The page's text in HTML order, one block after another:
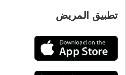
تطبيق المريض